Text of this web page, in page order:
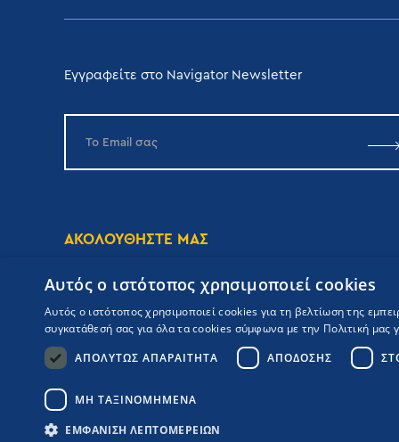
Εγγραφείτε στο Navigator Newsletter
ΑΚΟΛΟΥΘΗΣΤΕ ΜΑΣ
Copyrights Navigator © ΜΗ.Τ.Ε 0206Ε60000476600
Πολιτική Απορρήτου
Αυτός ο ιστότοπος χρησιμοποιεί cookies
Αυτός ο ιστότοπος χρησιμοποιεί cookies για τη βελτίωση της
συγκατάθεσή σας για όλα τα cookies σύμφωνα με την Πολιτική μας
ΑΠΟΛΎΤΩΣ ΑΠΑΡΑΊΤΗΤΑ
ΑΠΌΔΟΣΗΣ
ΜΗ ΤΑΞΙΝΟΜΗΜΈΝΑ
ΕΜΦΆΝΙΣΗ ΛΕΠΤΟΜΕΡΕΙΏΝ